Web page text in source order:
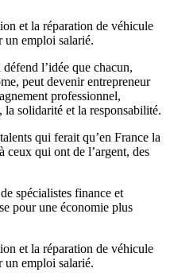
et la réparation de véhicule
un emploi salarié.
l’idée que chacun,
peut devenir entrepreneur
professionnel,
solidarité et la responsabilité.
qui ferait qu’en France la
ceux qui ont de l’argent, des
spécialistes finance et
pour une économie plus
et la réparation de véhicule
un emploi salarié.